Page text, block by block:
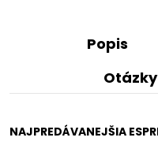
Popis
NAJPREDÁVANEJŠIA